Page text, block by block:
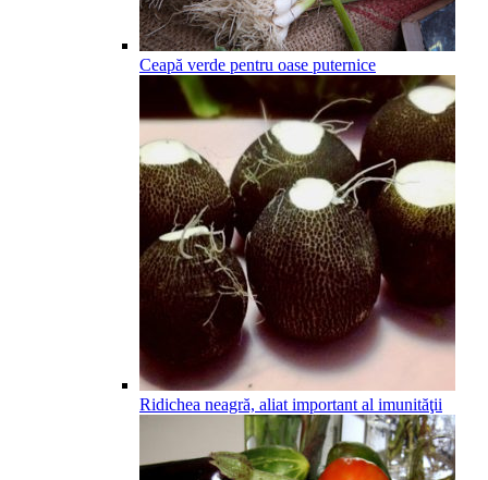
Ceapă verde pentru oase puternice
Ridichea neagră, aliat important al imunităţii